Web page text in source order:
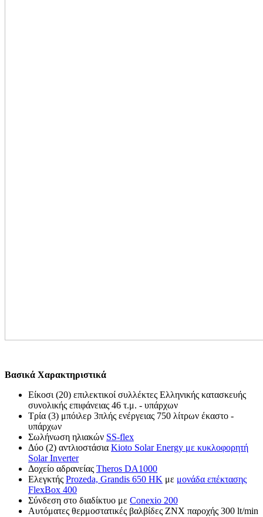
Βασικά Χαρακτηριστικά
Είκοσι (20) επιλεκτικοί συλλέκτες Ελληνικής κατασκευής
συνολικής επιφάνειας 46 τ.μ. - υπάρχων
Τρία (3) μπόιλερ 3πλής ενέργειας 750 λίτρων έκαστο -
υπάρχων
Σωλήνωση ηλιακών SS-flex
Δύο (2) αντλιοστάσια Kioto Solar Energy με κυκλοφορητή
Solar Inverter
Δοχείο αδρανείας Theros DA1000
Ελεγκτής Prozeda, Grandis 650 ΗΚ με μονάδα επέκτασης
FlexBox 400
Σύνδεση στο διαδίκτυο με Conexio 200
Αυτόματες θερμοστατικές βαλβίδες ΖΝΧ παροχής 300 lt/min